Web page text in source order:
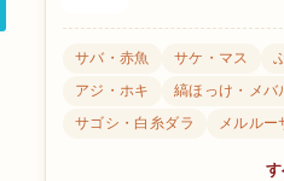
サバ・赤魚 サケ・マス
アジ・ホキ
縞ほっけ・メバ
サゴシ・白糸ダラ
メルルー